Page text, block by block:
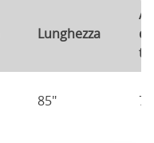
Lunghezza
85"